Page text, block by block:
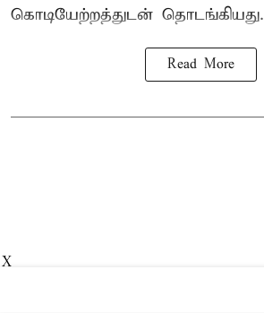
கொடியேற்றத்துடன் தொடங்கியது.
Read More
X